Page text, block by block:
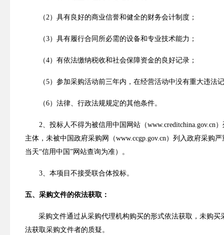
（2） 具有良好的商业信誉和健全的财务会计制度；
（3） 具有履行合同所必需的设备和专业技术能力；
（4） 有依法缴纳税收和社会保障资金的良好记录；
（5） 参加采购活动前三年内，在经营活动中没有重大违法
（6） 法律、行政法规规定的其他条件。
2、投标人不得为被信用中国网站（www.creditchina.gov.cn）
主体， 未被中国政府采购网（www.ccgp.gov.cn）列入政府采购
当天“信用中国”网站查询为准） 。
3、 本项目不接受联合体投标。
五、采购文件的依法获取：
采购文件通过从采购代理机构购买的形式依法获取，未购
法获取采购文件者的质疑。